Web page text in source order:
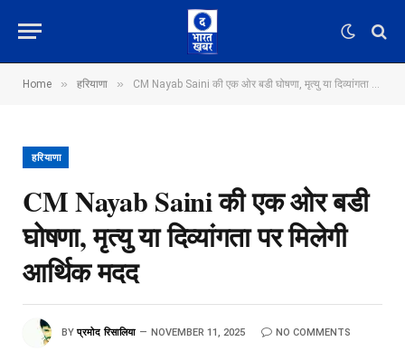
Home » हरियाणा » CM Nayab Saini की एक ओर बडी घोषणा, मृत्यु या दिव्यांगता पर मिलेगी आर्थिक मदद
हरियाणा
CM Nayab Saini की एक ओर बडी
घोषणा, मृत्यु या दिव्यांगता पर मिलेगी
आर्थिक मदद
BY प्रमोद रिसालिया NOVEMBER 11, 2025 NO COMMENTS